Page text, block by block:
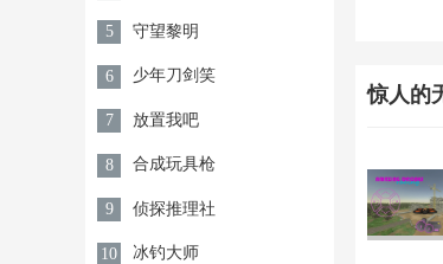
5 守望黎明
6 少年刀剑笑
7 放置我吧
8 合成玩具枪
9 侦探推理社
10 冰钓大师
惊人的